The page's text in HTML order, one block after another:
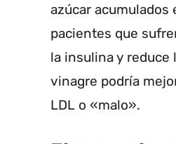
azúcar acumulados
pacientes que
la insulina y reduce
vinagre podría
LDL o «malo».